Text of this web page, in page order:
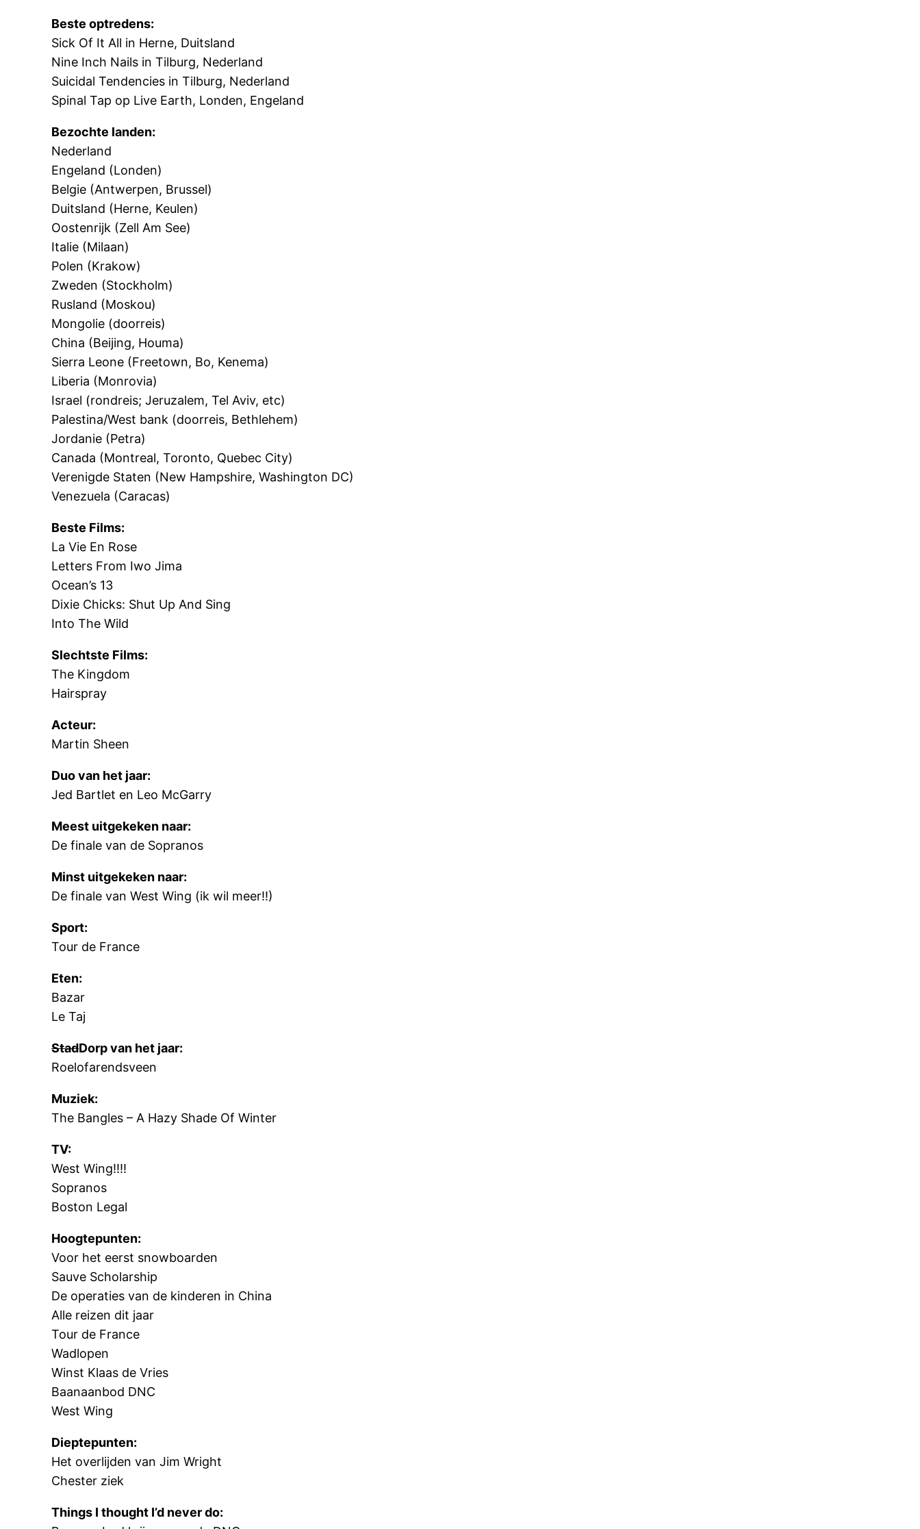
Beste optredens:
Sick Of It All in Herne, Duitsland
Nine Inch Nails in Tilburg, Nederland
Suicidal Tendencies in Tilburg, Nederland
Spinal Tap op Live Earth, Londen, Engeland
Bezochte landen:
Nederland
Engeland (Londen)
Belgie (Antwerpen, Brussel)
Duitsland (Herne, Keulen)
Oostenrijk (Zell Am See)
Italie (Milaan)
Polen (Krakow)
Zweden (Stockholm)
Rusland (Moskou)
Mongolie (doorreis)
China (Beijing, Houma)
Sierra Leone (Freetown, Bo, Kenema)
Liberia (Monrovia)
Israel (rondreis; Jeruzalem, Tel Aviv, etc)
Palestina/West bank (doorreis, Bethlehem)
Jordanie (Petra)
Canada (Montreal, Toronto, Quebec City)
Verenigde Staten (New Hampshire, Washington DC)
Venezuela (Caracas)
Beste Films:
La Vie En Rose
Letters From Iwo Jima
Ocean’s 13
Dixie Chicks: Shut Up And Sing
Into The Wild
Slechtste Films:
The Kingdom
Hairspray
Acteur:
Martin Sheen
Duo van het jaar:
Jed Bartlet en Leo McGarry
Meest uitgekeken naar:
De finale van de Sopranos
Minst uitgekeken naar:
De finale van West Wing (ik wil meer!!)
Sport:
Tour de France
Eten:
Bazar
Le Taj
StadDorp van het jaar:
Roelofarendsveen
Muziek:
The Bangles – A Hazy Shade Of Winter
TV:
West Wing!!!!
Sopranos
Boston Legal
Hoogtepunten:
Voor het eerst snowboarden
Sauve Scholarship
De operaties van de kinderen in China
Alle reizen dit jaar
Tour de France
Wadlopen
Winst Klaas de Vries
Baanaanbod DNC
West Wing
Dieptepunten:
Het overlijden van Jim Wright
Chester ziek
Things I thought I’d never do: